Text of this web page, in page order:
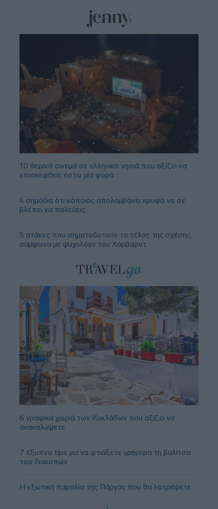
10 θερινά σινεμά σε ελληνικά νησιά που αξίζει να
επισκεφθείς έστω μία φορά
4 σημάδια ότι κάποιος απολαμβάνει κρυφά να σε
βλέπει να παλεύεις
5 ατάκες που σηματοδοτούν το τέλος της σχέσης,
σύμφωνα με ψυχολόγο του Χάρβαρντ
6 γραφικά χωριά των Κυκλάδων που αξίζει να
ανακαλύψετε
7 έξυπνα tips για να φτιάξετε γρήγορα τη βαλίτσα
των διακοπών
Η εξωτική παραλία της Πάργας που θα λατρέψετε